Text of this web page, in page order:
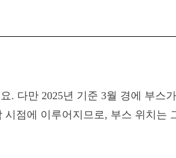
. 다만 2025년 기준 3월 경에 부
점에 이루어지므로, 부스 위치는